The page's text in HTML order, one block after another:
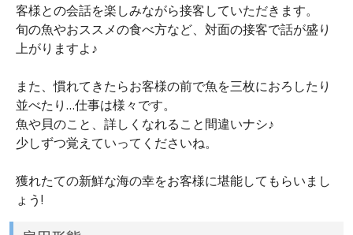
客様との会話を楽しみながら接客していただきます。
旬の魚やおススメの食べ方など、対面の接客で話が盛り
上がりますよ♪
また、慣れてきたらお客様の前で魚を三枚におろしたり
並べたり…仕事は様々です。
魚や貝のこと、詳しくなれること間違いナシ♪
少しずつ覚えていってくださいね。
獲れたての新鮮な海の幸をお客様に堪能してもらいまし
ょう!